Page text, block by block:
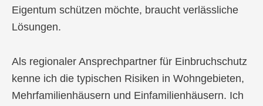
Eigentum schützen möchte, braucht verlässliche
Lösungen.
Als regionaler Ansprechpartner für Einbruchschutz
kenne ich die typischen Risiken in Wohngebieten,
Mehrfamilienhäusern und Einfamilienhäusern. Ich